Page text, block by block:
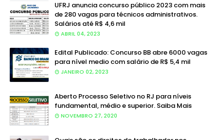
UFRJ anuncia concurso público 2023 com mais
de 280 vagas para técnicos administrativos.
Salários até R$ 4,6 mil
ABRIL 04, 2023
Edital Publicado: Concurso BB abre 6000 vagas
para nível medio com salário de R$ 5,4 mil
JANEIRO 02, 2023
Aberto Processo Seletivo no RJ para níveis
fundamental, médio e superior. Saiba Mais
NOVEMBRO 27, 2020